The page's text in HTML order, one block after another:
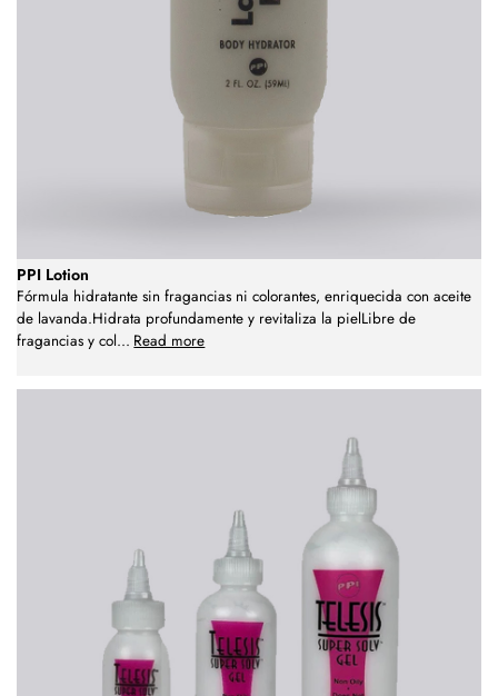
PPI Lotion
Fórmula hidratante sin fragancias ni colorantes, enriquecida con aceite
de lavanda.Hidrata profundamente y revitaliza la pielLibre de
fragancias y col... Read more